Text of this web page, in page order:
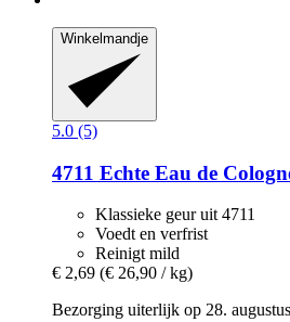
Winkelmandje
5.0 (5)
4711 Echte Eau de
Klassieke geur uit 4711
Voedt en verfrist
Reinigt mild
€ 2,69 (€ 26,90 / kg)
Bezorging uiterlijk op 28. augustus